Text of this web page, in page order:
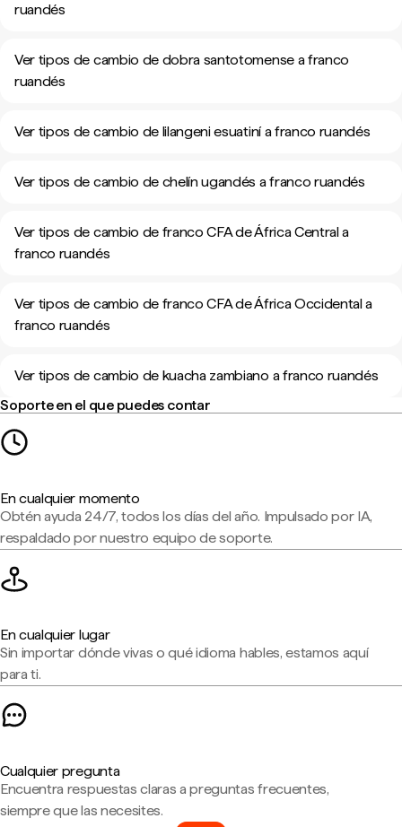
ruandés
Ver tipos de cambio de dobra santotomense a franco
ruandés
Ver tipos de cambio de lilangeni esuatiní a franco ruandés
Ver tipos de cambio de chelín ugandés a franco ruandés
Ver tipos de cambio de franco CFA de África Central a
franco ruandés
Ver tipos de cambio de franco CFA de África Occidental a
franco ruandés
Ver tipos de cambio de kuacha zambiano a franco ruandés
Soporte en el que puedes contar
En cualquier momento
Obtén ayuda 24/7, todos los días del año. Impulsado por IA,
respaldado por nuestro equipo de soporte.
En cualquier lugar
Sin importar dónde vivas o qué idioma hables, estamos aquí
para ti.
Cualquier pregunta
Encuentra respuestas claras a preguntas frecuentes,
siempre que las necesites.